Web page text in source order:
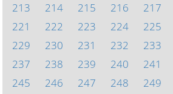
213
214 215 216 217
221
222 223 224 225
229
230 231 232 233
237
238 239 240 241
245
246 247 248 249